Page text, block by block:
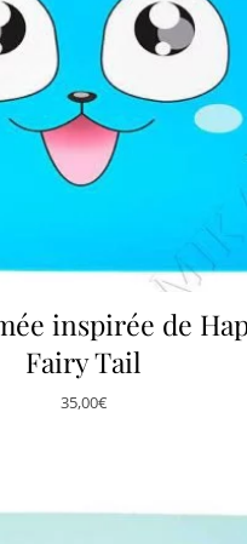
inspirée de
Fairy Tail
35,00€